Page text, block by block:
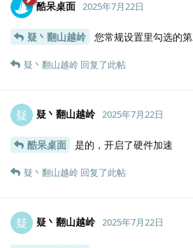
酷呆桌面 2025年7月22日
疑丶翻山越岭 您常规设置里勾选的
疑丶翻山越岭 回复了此帖
疑 疑丶翻山越岭 2025年7月22日
酷呆桌面 是的，开启了硬件加速
疑丶翻山越岭 回复了此帖
疑 疑丶翻山越岭 2025年7月22日